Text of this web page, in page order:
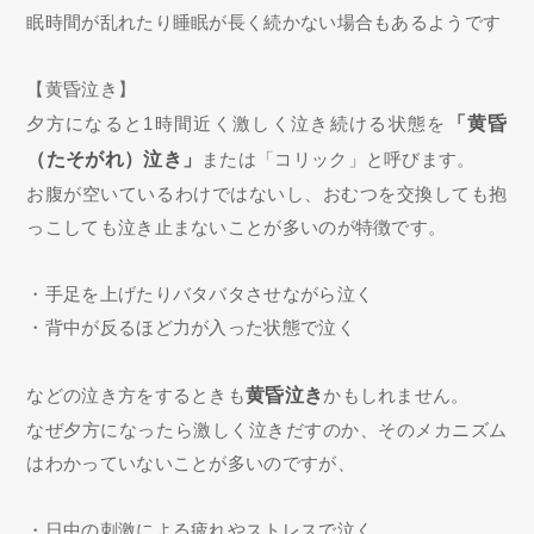
眠時間が乱れたり睡眠が長く続かない場合もあるようです
【黄昏泣き】
夕方になると1時間近く激しく泣き続ける状態を
「黄昏
（たそがれ）泣き」
または「コリック」と呼びます。
お腹が空いているわけではないし、おむつを交換しても抱
っこしても泣き止まないことが多いのが特徴です。
・手足を上げたりバタバタさせながら泣く
・背中が反るほど力が入った状態で泣く
などの泣き方をするときも黄昏泣きかもしれません。
なぜ夕方になったら激しく泣きだすのか、そのメカニズム
はわかっていないことが多いのですが、
・日中の刺激による疲れやストレスで泣く